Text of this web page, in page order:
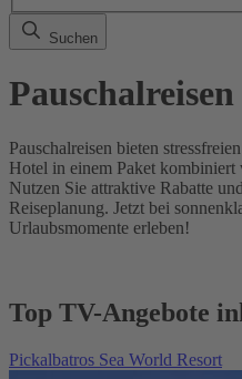
Suchen
Pauschalreisen bieten
Hotel in einem Paket kombiniert
Nutzen Sie attraktive Rabatte
Reiseplanung. Jetzt bei
Urlaubsmomente erleben!
Top TV-Angebote
Pickalbatros Sea World Resort